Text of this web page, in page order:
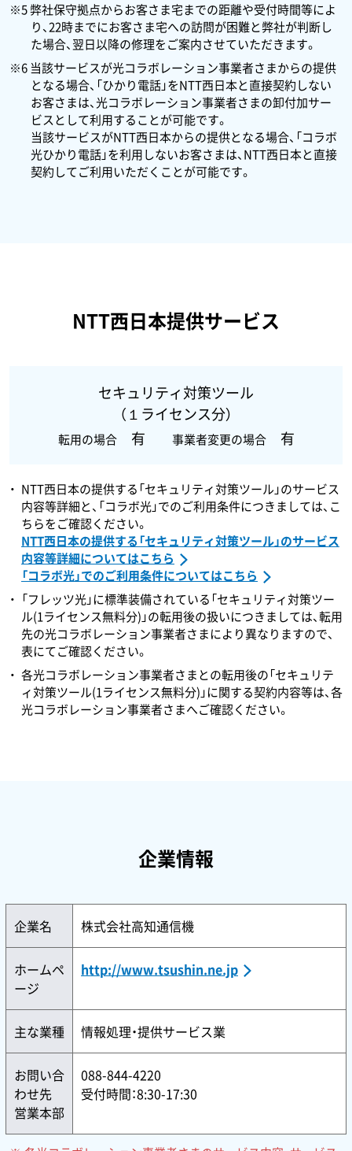
※5 弊社保守拠点からお客さま宅までの距離や受付時間等によ
り、22時までにお客さま宅への訪問が困難と弊社が判断し
た場合、翌日以降の修理をご案内させていただきます。
※6 当該サービスが光コラボレーション事業者さまからの提供
となる場合、「ひかり電話」をNTT西日本と直接契約しない
お客さまは、光コラボレーション事業者さまの卸付加サー
ビスとして利用することが可能です。
当該サービスがNTT西日本からの提供となる場合、「コラボ
光ひかり電話」を利用しないお客さまは、NTT西日本と直接
契約してご利用いただくことが可能です。
NTT西日本提供サービス
セキュリティ対策ツール
（１ライセンス分）
転用の場合有 事業者変更の場合有
NTT西日本の提供する「セキュリティ対策ツール」のサービス
内容等詳細と、「コラボ光」でのご利用条件につきましては、こ
ちらをご確認ください。
NTT西日本の提供する「セキュリティ対策ツール」のサービス
内容等詳細についてはこちら
「コラボ光」でのご利用条件についてはこちら
「フレッツ光」に標準装備されている「セキュリティ対策ツー
ル(1ライセンス無料分)」の転用後の扱いにつきましては、転用
先の光コラボレーション事業者さまにより異なりますので、
表にてご確認ください。
各光コラボレーション事業者さまとの転用後の「セキュリテ
ィ対策ツール(1ライセンス無料分)」に関する契約内容等は、各
光コラボレーション事業者さまへご確認ください。
企業情報
企業名 株式会社高知通信機
ホームペ
ージ
http://www.tsushin.ne.jp
主な業種 情報処理・提供サービス業
お問い合
わせ先
営業本部
088-844-4220
受付時間：8:30-17:30